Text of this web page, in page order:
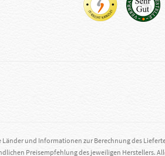
und Informationen zur Berechnung des
Preisempfehlung des jeweiligen Herstellers.